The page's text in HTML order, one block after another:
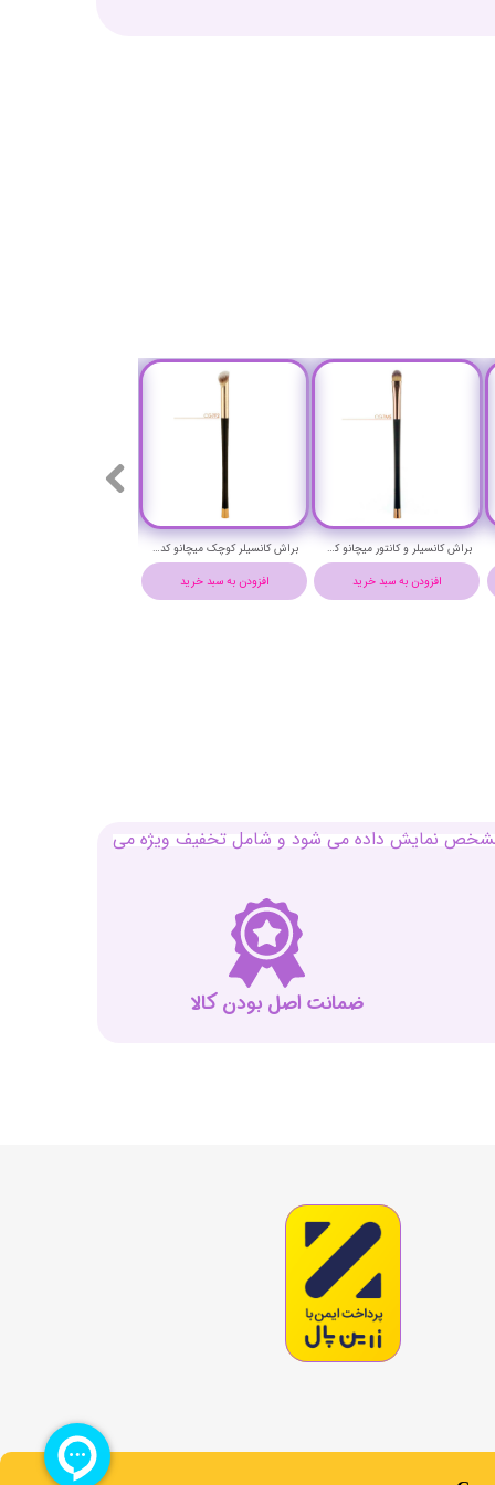
براش پودر و پنکیک زاویه دار میچانو کد CG16AC
افزودن به سبد خرید
براش مسطح فونداسیون و زیرساز میچانو کد CG16F
افزودن به سبد خرید
مشخص نمایش داده می شود و شامل تخفیف ویژه می
ضمانت اصل بودن کالا